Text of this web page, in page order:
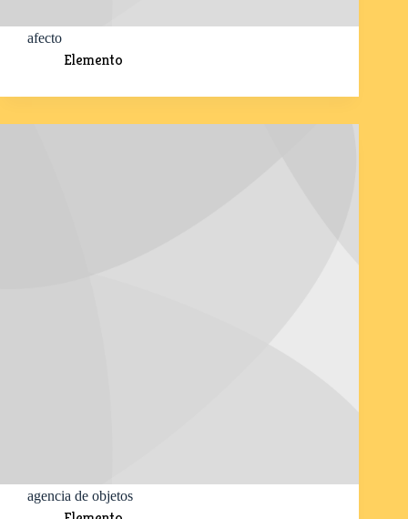
afecto
Elemento
agencia de objetos